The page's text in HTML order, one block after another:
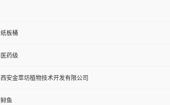
纸板桶
医药级
西安金萃坊植物技术开发有限公司
鲟鱼